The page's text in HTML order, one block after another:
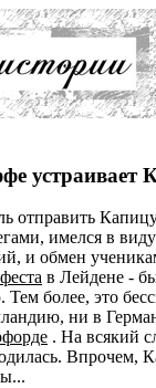
устраивает
отправить Капицу
имелся в
и обмен
в Лейдене -
Тем более, это
ни в
. На всякий
Впрочем,